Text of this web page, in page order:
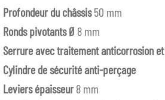
Profondeur du châssis50 mm
Ronds pivotants Ø 8 mm
Serrure avec traitement anticorrosion
Cylindre de sécurité anti-perçage
Leviers épaisseur8 mm